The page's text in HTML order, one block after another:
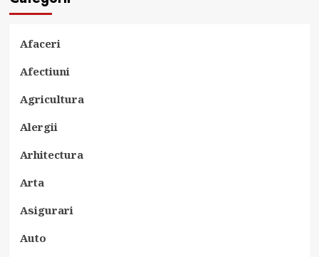
Afaceri
Afectiuni
Agricultura
Alergii
Arhitectura
Arta
Asigurari
Auto